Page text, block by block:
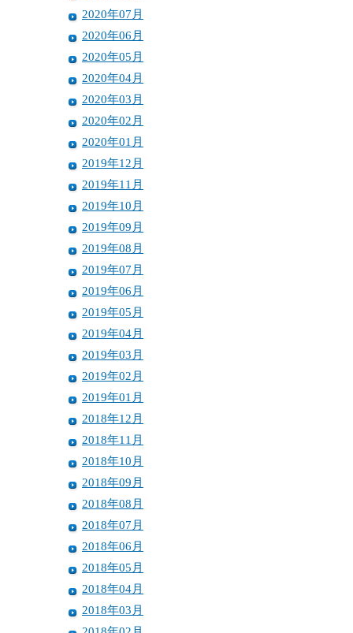
2020年07月
2020年06月
2020年05月
2020年04月
2020年03月
2020年02月
2020年01月
2019年12月
2019年11月
2019年10月
2019年09月
2019年08月
2019年07月
2019年06月
2019年05月
2019年04月
2019年03月
2019年02月
2019年01月
2018年12月
2018年11月
2018年10月
2018年09月
2018年08月
2018年07月
2018年06月
2018年05月
2018年04月
2018年03月